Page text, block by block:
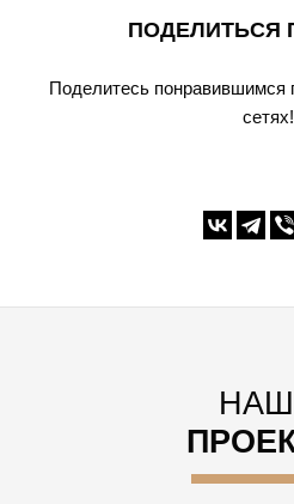
ПОДЕЛИТЬСЯ
Поделитесь понравившимся
сетях!